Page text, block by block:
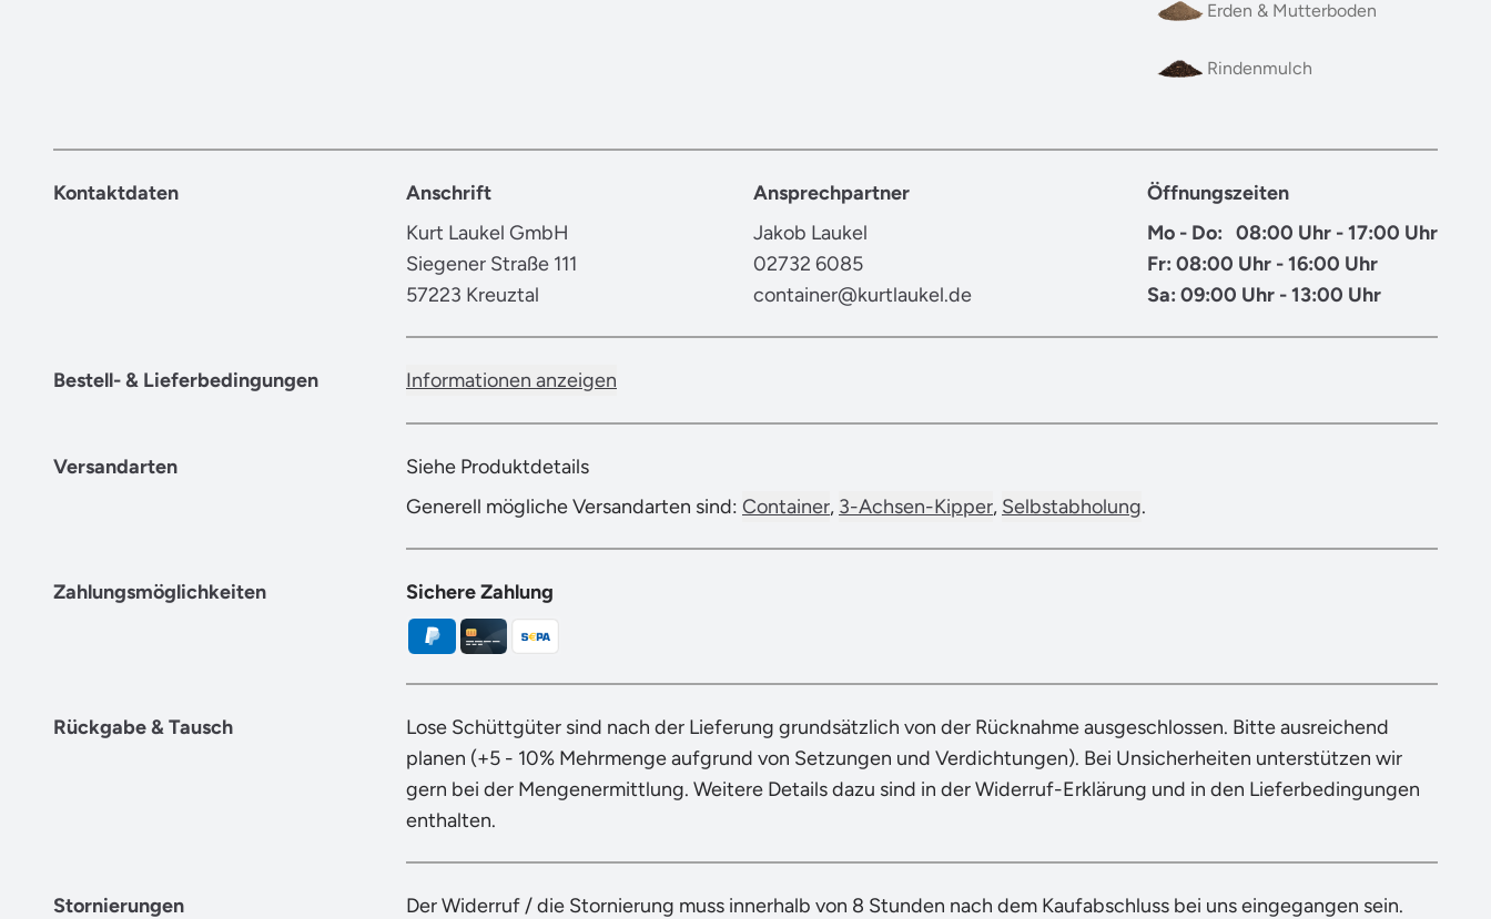
Erden & Mutterboden
Rindenmulch
Kontaktdaten
Anschrift
Kurt Laukel GmbH
Siegener Straße 111
57223 Kreuztal
Ansprechpartner
Jakob Laukel
02732 6085
container@kurtlaukel.de
Öffnungszeiten
Mo - Do: 08:00 Uhr - 17:00 Uhr
Fr: 08:00 Uhr - 16:00 Uhr
Sa: 09:00 Uhr - 13:00 Uhr
Bestell- & Lieferbedingungen Informationen anzeigen
Versandarten
Siehe Produktdetails
Generell mögliche Versandarten sind: Container, 3-Achsen-Kipper, Selbstabholung.
Zahlungsmöglichkeiten Sichere Zahlung
Rückgabe & Tausch
Lose Schüttgüter sind nach der Lieferung grundsätzlich von der Rücknahme ausgeschlossen. Bitte ausreichend
planen (+5 - 10% Mehrmenge aufgrund von Setzungen und Verdichtungen). Bei Unsicherheiten unterstützen wir
gern bei der Mengenermittlung. Weitere Details dazu sind in der Widerruf-Erklärung und in den Lieferbedingungen
enthalten.
Stornierungen
Der Widerruf / die Stornierung muss innerhalb von 8 Stunden nach dem Kaufabschluss bei uns eingegangen sein.